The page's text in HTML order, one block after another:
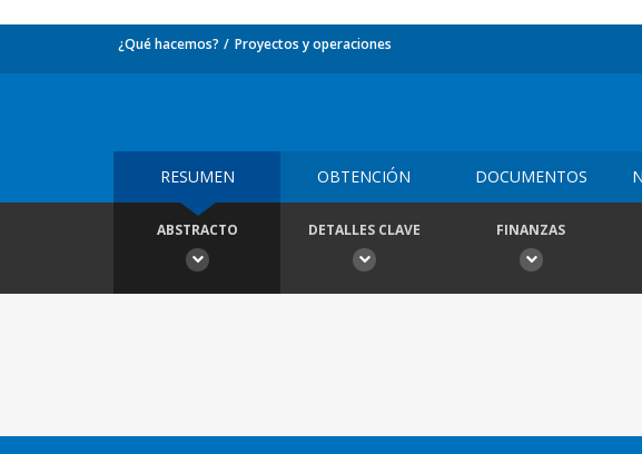
¿Qué hacemos? Proyectos y operaciones
RESUMEN OBTENCIÓN DOCUMENTOS
ABSTRACTO DETALLES CLAVE FINANZAS